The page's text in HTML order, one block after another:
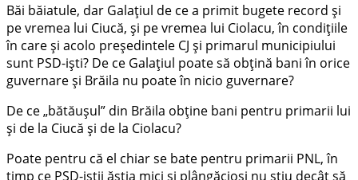
Băi băiatule, dar Galațiul de ce a primit bugete record și
pe vremea lui Ciucă, și pe vremea lui Ciolacu, în condițiile
în care și acolo președintele CJ și primarul municipiului
sunt PSD-iști? De ce Galațiul poate să obțină bani în orice
guvernare și Brăila nu poate în nicio guvernare?
De ce „bătăușul” din Brăila obține bani pentru primarii lui
și de la Ciucă și de la Ciolacu?
Poate pentru că el chiar se bate pentru primarii PNL, în
timp ce PSD-iștii ăștia mici și plângăcioși nu știu decât să